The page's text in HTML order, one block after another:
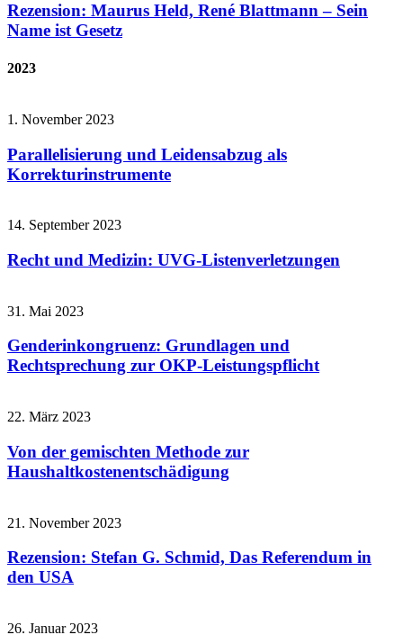
Rezension: Maurus Held, René Blattmann – Sein
Name ist Gesetz
2023
1. November 2023
Parallelisierung und Leidensabzug als
Korrekturinstrumente
14. September 2023
Recht und Medizin: UVG-Listenverletzungen
31. Mai 2023
Genderinkongruenz: Grundlagen und
Rechtsprechung zur OKP-Leistungspflicht
22. März 2023
Von der gemischten Methode zur
Haushaltkostenentschädigung
21. November 2023
Rezension: Stefan G. Schmid, Das Referendum in
den USA
26. Januar 2023